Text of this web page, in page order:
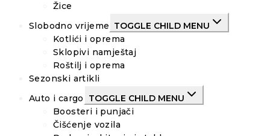
Žice
Slobodno vrijeme TOGGLE CHILD MENU
Kotlići i oprema
Sklopivi namještaj
Roštilj i oprema
Sezonski artikli
Auto i cargo
TOGGLE CHILD MENU
Boosteri i punjači
Čišćenje vozila